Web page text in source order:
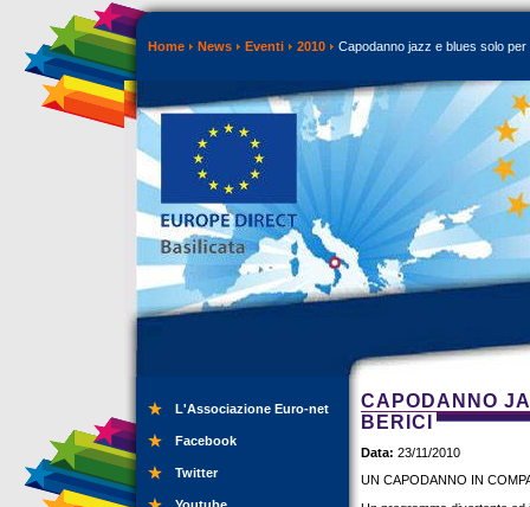
Home News Eventi 2010 Capodanno jazz e blues solo per
L'Associazione Euro-net
Facebook
Twitter
CAPODANNO
BERICI
Data: 23/11/2010
UN CAPODANNO IN